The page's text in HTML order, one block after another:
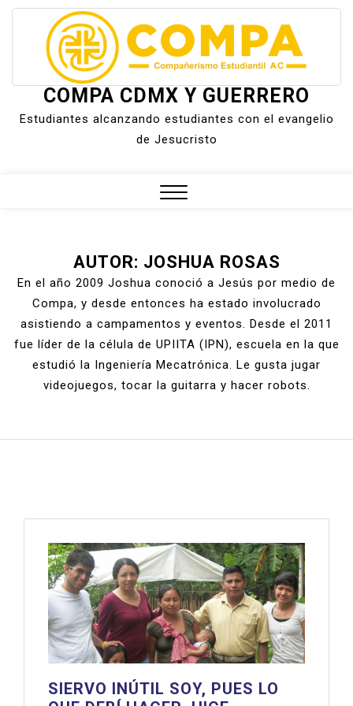
COMPA CDMX Y GUERRERO
Estudiantes alcanzando estudiantes con el evangelio
de Jesucristo
AUTOR: JOSHUA ROSAS
En el año 2009 Joshua conoció a Jesús por medio de
Compa, y desde entonces ha estado involucrado
asistiendo a campamentos y eventos. Desde el 2011
fue líder de la célula de UPIITA (IPN), escuela en la que
estudió la Ingeniería Mecatrónica. Le gusta jugar
videojuegos, tocar la guitarra y hacer robots.
SIERVO INÚTIL SOY, PUES LO